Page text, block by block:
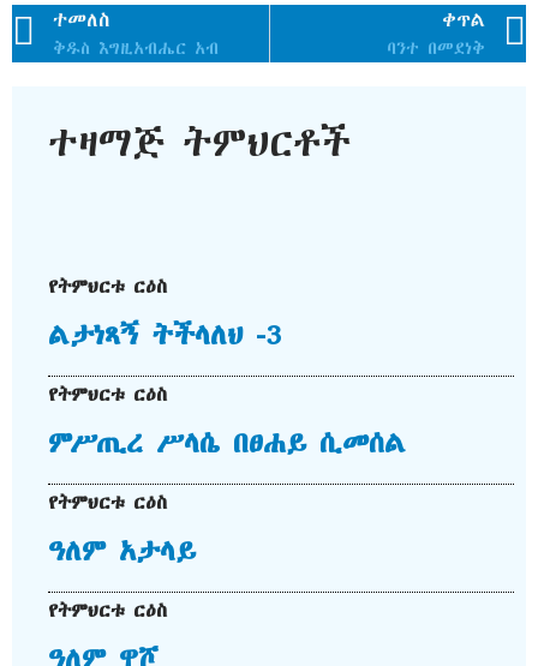
ተመለስ
ቅዱስ እግዚአብሔር አብ
ቀጥል
ባንተ በመደነቅ
ተዛማጅ ትምህርቶች
የትምህርቱ ርዕስ
ልታነጻኝ ትችላለህ -3
የትምህርቱ ርዕስ
ምሥጢረ ሥላሴ በፀሐይ ሲመሰል
የትምህርቱ ርዕስ
ዓለም አታላይ
የትምህርቱ ርዕስ